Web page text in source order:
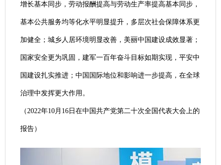
增长基本同步，劳动报酬提高与劳动生产率提高基本同步，
基本公共服务均等化水平明显提升，多层次社会保障体系更
加健全；城乡人居环境明显改善，美丽中国建设成效显著；
国家安全更为巩固，建军一百年奋斗目标如期实现，平安中
国建设扎实推进；中国国际地位和影响进一步提高，在全球
治理中发挥更大作用。
（2022年10月16日在中国共产党第二十次全国代表大会上的
报告）